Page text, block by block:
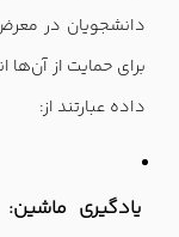
دانشجویان در
برای حمایت از آن‌ها
داده عبارتند از:
یادگیری ماشین: